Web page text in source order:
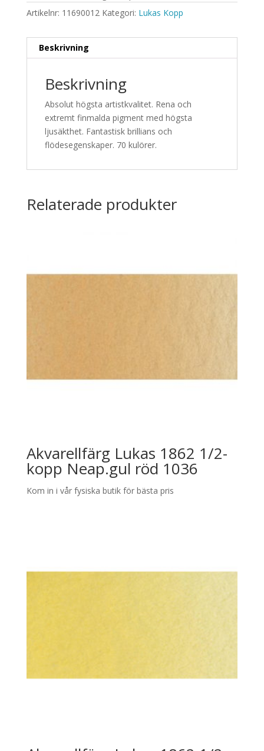
Artikelnr: 11690012 Kategori: Lukas Kopp
Beskrivning
Beskrivning
Absolut högsta artistkvalitet. Rena och
extremt finmalda pigment med högsta
ljusäkthet. Fantastisk brillians och
flödesegenskaper. 70 kulörer.
Relaterade produkter
Akvarellfärg Lukas 1862 1/2-
kopp Neap.gul röd 1036
Kom in i vår fysiska butik för bästa pris